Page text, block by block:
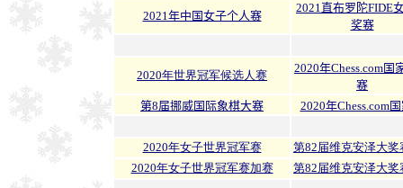
2021年中国女子个人赛
2021直布罗陀FIDE
奖赛
2020年世界冠军候选人赛
2020年Chess.com国
赛
第8届挪威国际象棋大赛
2020年Chess.com
2020年女子世界冠军赛
第82届维克安泽大奖
2020年女子世界冠军赛加赛
第82届维克安泽大奖